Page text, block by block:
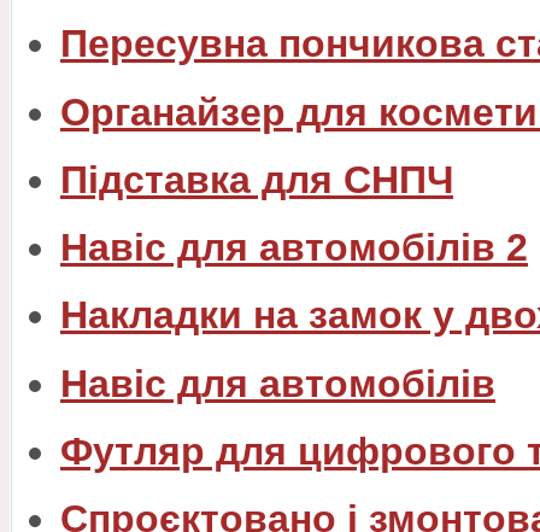
Пересувна пончикова
Органайзер для
Підставка для СНПЧ
Навіс для автомобілів 2
Накладки на замок у
Навіс для автомобілів
Футляр для цифрового
Спроєктовано і